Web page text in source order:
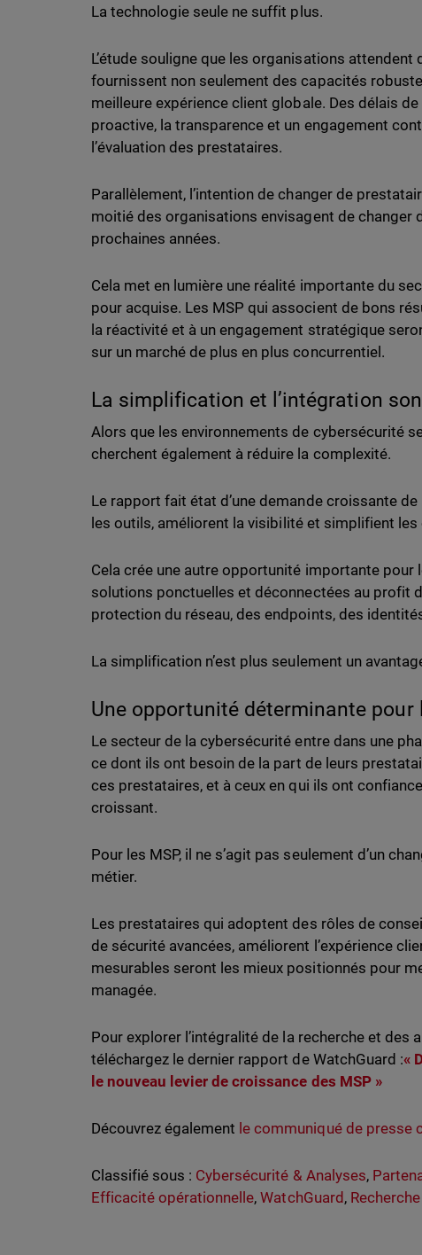
La technologie seule ne suffit plus.
L’étude souligne que les organisations
fournissent non seulement des capacités
meilleure expérience client globale. Des délais
proactive, la transparence et un engagement
l’évaluation des prestataires.
Parallèlement, l’intention de changer de
moitié des organisations envisagent de changer
prochaines années.
Cela met en lumière une réalité importante du
pour acquise. Les MSP qui associent de bons
la réactivité et à un engagement stratégique
sur un marché de plus en plus concurrentiel.
La simplification et l’intégration
Alors que les environnements de cybersécurité
cherchent également à réduire la complexité.
Le rapport fait état d’une demande croissante
les outils, améliorent la visibilité et simplifient les
Cela crée une autre opportunité importante pour
solutions ponctuelles et déconnectées au profit
protection du réseau, des endpoints, des
La simplification n’est plus seulement un
Une opportunité déterminante pour
Le secteur de la cybersécurité entre dans une
ce dont ils ont besoin de la part de leurs
ces prestataires, et à ceux en qui ils ont
croissant.
Pour les MSP, il ne s’agit pas seulement d’un
métier.
Les prestataires qui adoptent des rôles de
de sécurité avancées, améliorent l’expérience
mesurables seront les mieux positionnés pour
managée.
Pour explorer l’intégralité de la recherche et des
téléchargez le dernier rapport de WatchGuard :«
le nouveau levier de croissance des MSP »
Découvrez également le communiqué de presse
Classifié sous : Cybersécurité & Analyses,
Efficacité opérationnelle,WatchGuard ,